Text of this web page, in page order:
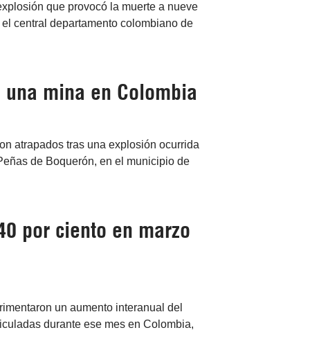
que provocó la muerte a nueve
central departamento colombiano de
mina en Colombia
atrapados tras una explosión ocurrida
de Boquerón, en el municipio de
por ciento en marzo
un aumento interanual del
durante ese mes en Colombia,